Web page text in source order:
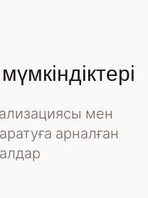
мен
арналған